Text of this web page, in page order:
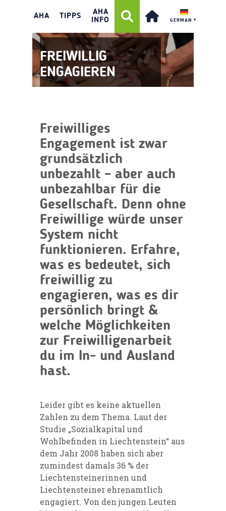
AHA TIPPS
AHA
INFO
GERMAN ▼
FREIWILLIG
ENGAGIEREN
Freiwilliges
Engagement ist zwar
grundsätzlich
unbezahlt – aber auch
unbezahlbar für die
Gesellschaft. Denn ohne
Freiwillige würde unser
System nicht
funktionieren. Erfahre,
was es bedeutet, sich
freiwillig zu
engagieren, was es dir
persönlich bringt &
welche Möglichkeiten
zur Freiwilligenarbeit
du im In- und Ausland
hast.
Leider gibt es keine aktuellen
Zahlen zu dem Thema. Laut der
Studie „Sozialkapital und
Wohlbefinden in Liechtenstein“ aus
dem Jahr 2008 haben sich aber
zumindest damals 36 % der
Liechtensteinerinnen und
Liechtensteiner ehrenamtlich
engagiert. Von den jungen Leuten